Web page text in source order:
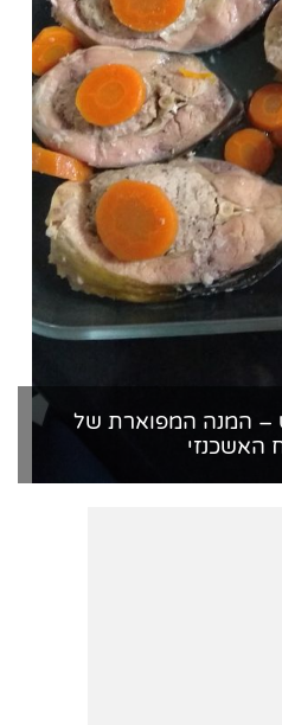
– המנה המפוארת של
האשכנזי